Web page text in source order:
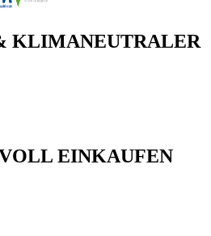
KLIMANEUTRALER
EINKAUFEN